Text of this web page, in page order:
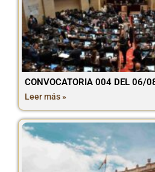
CONVOCATORIA 004 DEL 06/
Leer más »